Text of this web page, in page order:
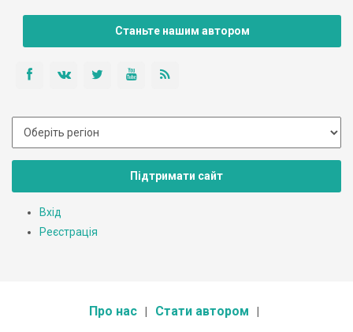
Станьте нашим автором
Підтримати сайт
Вхід
Реєстрація
Про нас Стати автором